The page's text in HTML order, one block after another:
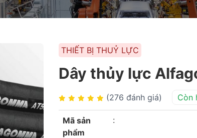
THIẾT BỊ THUỶ LỰC
Dây thủy lực
(276 đánh giá) Còn
Mã sản
phẩm
: